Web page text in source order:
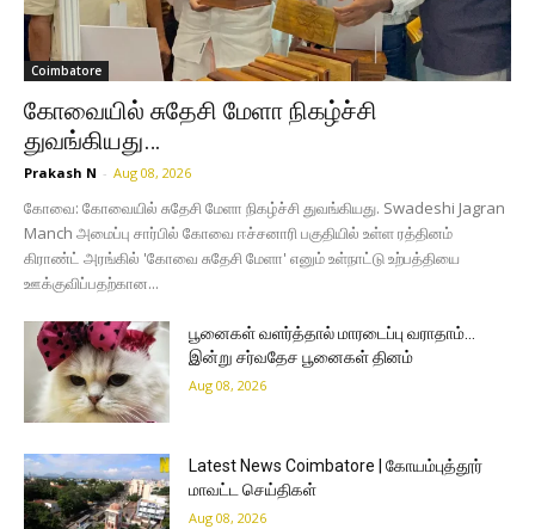
Coimbatore
கோவையில் சுதேசி மேளா நிகழ்ச்சி
துவங்கியது…
Prakash N - Aug 08, 2026
கோவை: கோவையில் சுதேசி மேளா நிகழ்ச்சி துவங்கியது. Swadeshi Jagran
Manch அமைப்பு சார்பில் கோவை ஈச்சனாரி பகுதியில் உள்ள ரத்தினம்
கிராண்ட் அரங்கில் 'கோவை சுதேசி மேளா' எனும் உள்நாட்டு உற்பத்தியை
ஊக்குவிப்பதற்கான...
பூனைகள் வளர்த்தால் மாரடைப்பு வராதாம்…
இன்று சர்வதேச பூனைகள் தினம்
Aug 08, 2026
Latest News Coimbatore | கோயம்புத்தூர்
மாவட்ட செய்திகள்
Aug 08, 2026